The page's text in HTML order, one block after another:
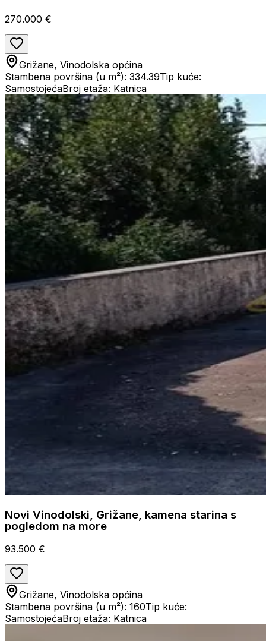
270.000 €
Grižane, Vinodolska općina
Stambena površina (u m²): 334.39Tip kuće:
SamostojećaBroj etaža: Katnica
Novi Vinodolski, Grižane, kamena starina s
pogledom na more
93.500 €
Grižane, Vinodolska općina
Stambena površina (u m²): 160Tip kuće:
SamostojećaBroj etaža: Katnica